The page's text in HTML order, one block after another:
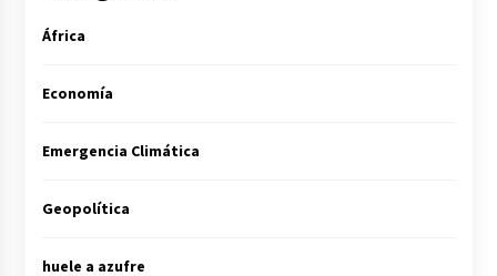
África
Economía
Emergencia Climática
Geopolítica
huele a azufre